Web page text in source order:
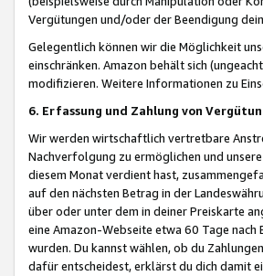
Vergütungen und/oder der Beendigung
Gelegentlich können wir die Möglichkeit
einschränken. Amazon behält sich
modifizieren. Weitere Informationen zu
6. Erfassung und Zahlung von
Wir werden wirtschaftlich vertretbare
Nachverfolgung zu ermöglichen und
diesem Monat verdient hast,
auf den nächsten Betrag in der
über oder unter dem in deiner Preiskarte
eine Amazon-Webseite etwa 60 Tage
wurden. Du kannst wählen, ob du
dafür entscheidest, erklärst du dich damit